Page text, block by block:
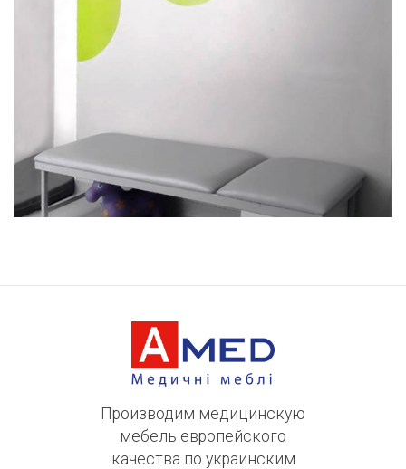
Производим медицинскую
мебель европейского
качества по украинским